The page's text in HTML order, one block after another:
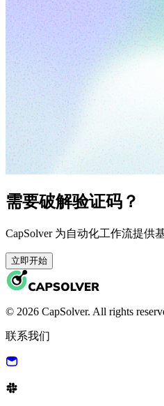
需要破解验证码？
CapSolver 为自动化工作流提供
立即开始
© 2026 CapSolver. All rights
联系我们